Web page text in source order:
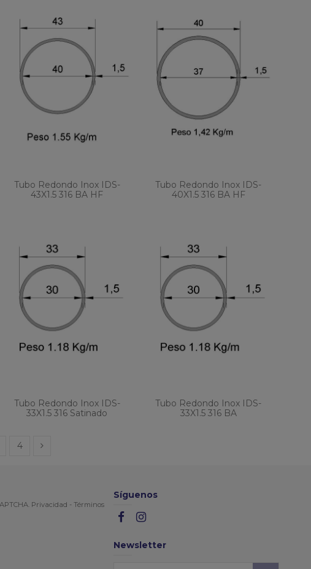
Tubo Redondo Inox IDS-
43X1.5 316 BA HF
Tubo Redondo Inox IDS-
40X1.5 316 BA HF
Tubo Redondo Inox IDS-
33X1.5 316 Satinado
Tubo Redondo Inox IDS-
33X1.5 316 BA
4
Privacidad - Términos
Síguenos
Newsletter